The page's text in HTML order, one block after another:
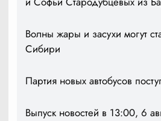
Волны жары и засухи могут
Сибири
Партия новых автобусов
Выпуск новостей в 13:00, 6